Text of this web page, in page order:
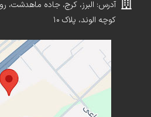
آدرس: البرز، کرج، جاده ماهدشت،
کوچه الوند، پلاک ۱۰